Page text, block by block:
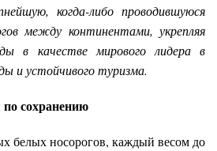
когда-либо проводившуюся
между континентами, укрепляя
в качестве мирового лидера в
и устойчивого туризма.
сохранению
белых носорогов, каждый весом до